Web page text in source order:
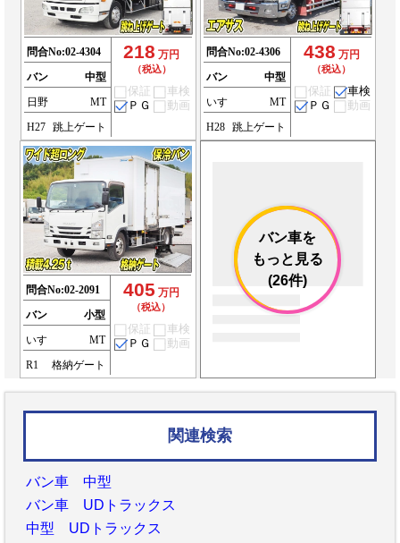
問合No:02-4304
バン
中型
日野
MT
H27 跳上ゲート
218 万円
（税込）
保証
車検
ＰＧ
動画
問合No:02-4306
バン
中型
いすゞ
MT
H28 跳上ゲート
438 万円
（税込）
保証
車検
ＰＧ
動画
問合No:02-2091
バン
小型
いすゞ
MT
R1
格納ゲート
405 万円
（税込）
保証
車検
ＰＧ
動画
バン車を
もっと見る
(26件)
関連検索
バン車 中型
バン車 UDトラックス
中型 UDトラックス